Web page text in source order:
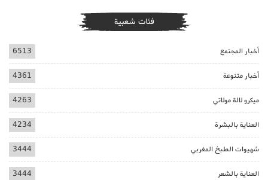
فئات شعبية
أخبار المجتمع 6513
أخبار متنوعة 4361
ميكرو لالة مولاتي 4263
العناية بالبشرة 4234
شهيوات الطبخ المغربي 3444
العناية بالشعر 3444